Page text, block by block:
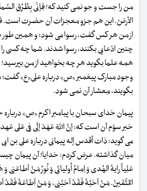
من را جست و جو نمی کنید که! فِإنّی بِطُرُقِ
الأرضْ. این هم جزو معجزات آن حضرت است.
از من هر کس گفت، رسوا می شود؛ و همین طور
چنین ادّعایی بکنند، رسوا شدند. شما چه کسی
همه علما بگوید هر چه بخواهید از من بپرسید!
وجود مبارک پیغمبر «ص» درباره علی«ع»
بگویند، مِعشار آن نمی شود.
پیمان خدای سبحان با پیامبر اکرم «ص»
خبر سوّم آن است که: إنَّ اللهَ عَهَدَ إلَی فِی عَلی
می گوید: ذات أقدس إله پیمانی درباره علی بن
میان گذاشته. عرض کردم: خدایا! آن پیمان
عَلِیاً رایهُ الهُدی وَ اِمامُ اُولیائِی وَ نُورُ مَنْ اَطاعَنِی وَ
المُتَّقینْ. مَنْ اَحَبَّهُ فَقَدْ اَحَبَّنِی، وَ مَنْ اَطاعَهُ فَقَدْ